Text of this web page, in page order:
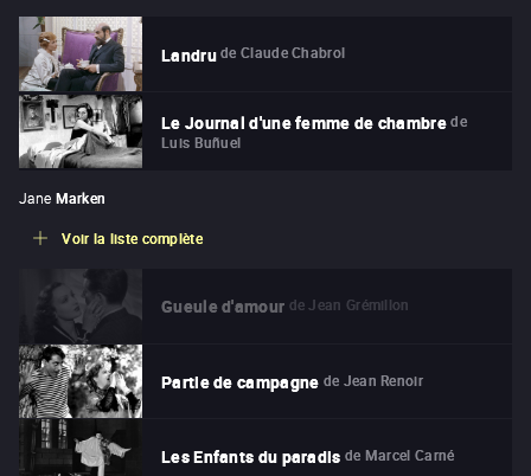
Landru de Claude Chabrol
Le Journal d'une femme de chambre de
Luis Buñuel
Jane Marken
Voir la liste complète
Gueule d'amour de Jean Grémillon
Partie de campagne de Jean Renoir
Les Enfants du paradis de Marcel Carné